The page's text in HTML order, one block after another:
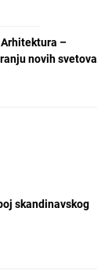
–
novih svetova
skandinavskog